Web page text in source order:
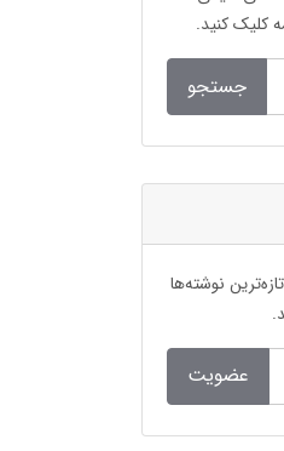
کلیک کنید.
جستجو
نوشته‌ها
عضویت